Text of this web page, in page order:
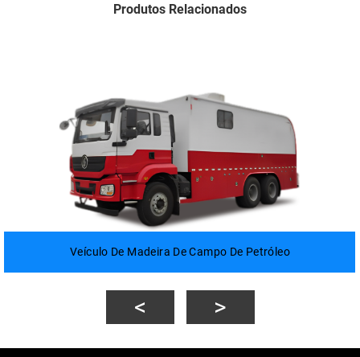
Produtos Relacionados
Veículo De Madeira De Campo De Petróleo